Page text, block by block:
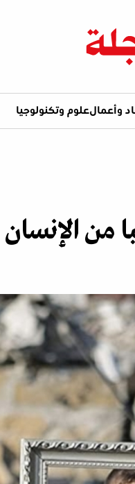
وأعمالعلوم وتكنولوجيا
من الإنسان